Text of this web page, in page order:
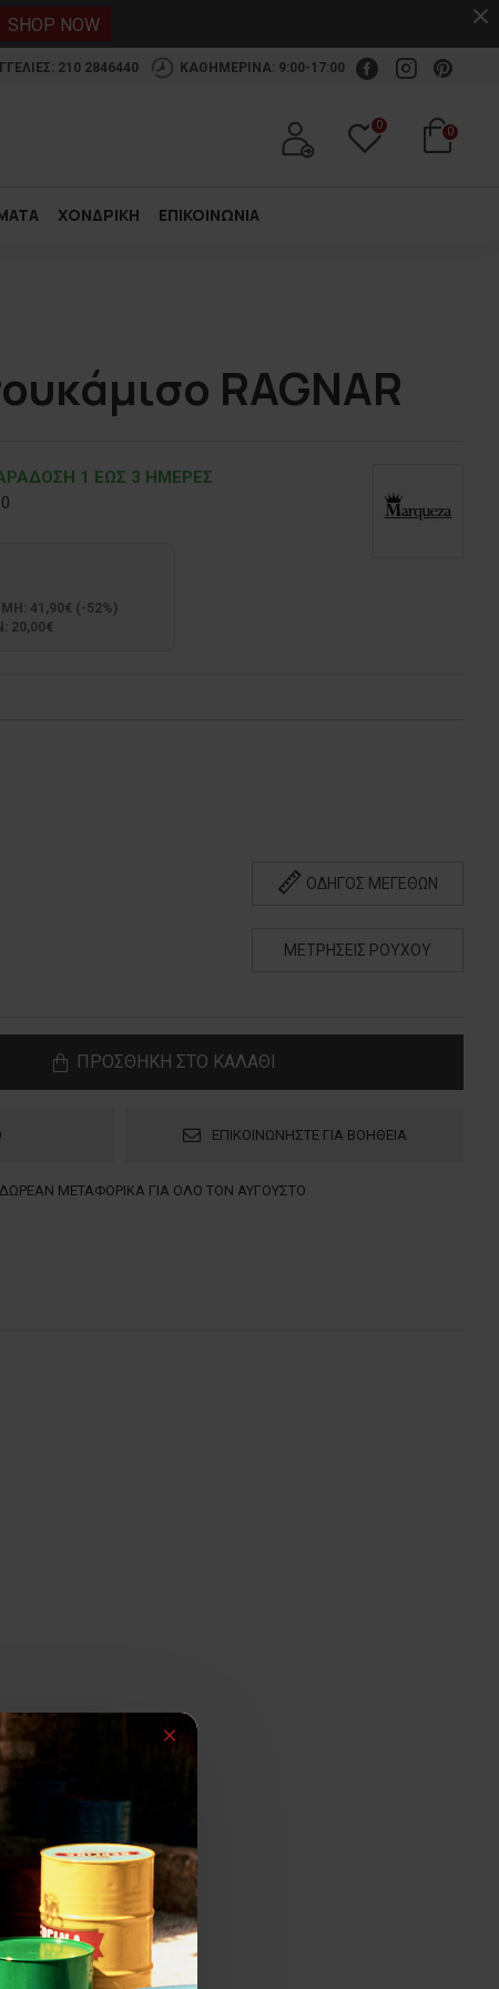
SHOP NOW
210 2846440 ΚΑΘΗΜΕΡΙΝΑ: 9:00-17:00
0 0
ΧΟΝΔΡΙΚΗ ΕΠΙΚΟΙΝΩΝΙΑ
RAGNAR
1 ΕΩΣ 3 ΗΜΕΡΕΣ
41,90€ (-52%)
20,00€
ΟΔΗΓΟΣ ΜΕΓΕΘΩΝ
ΜΕΤΡΗΣΕΙΣ ΡΟΥΧΟΥ
ΠΡΟΣΘΗΚΗ ΣΤΟ ΚΑΛΑΘΙ
ΕΠΙΚΟΙΝΩΝΗΣΤΕ ΓΙΑ ΒΟΗΘΕΙΑ
ΔΩΡΕΑΝ ΜΕΤΑΦΟΡΙΚΑ ΓΙΑ ΟΛΟ ΤΟΝ ΑΥΓΟΥΣΤΟ